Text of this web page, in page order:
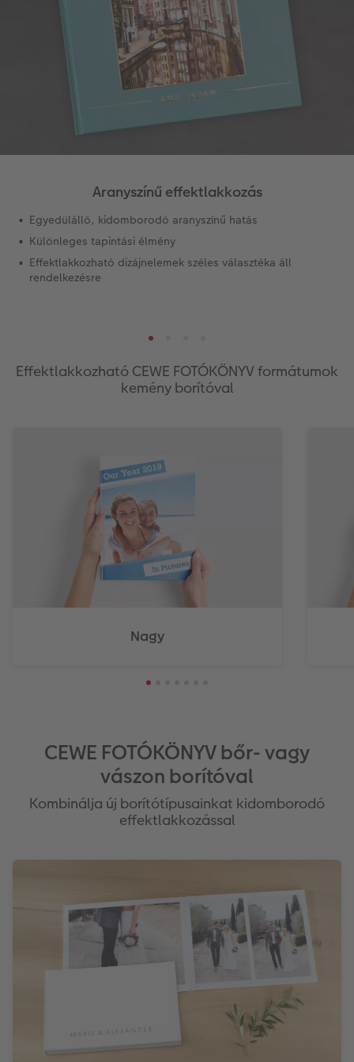
Matrica nyomtatás azonnal
Kiegészítők
CEWE myPhotos
Fotószalag
XXL Retró fotó
Kiegészítők
CEWE myPhotos
CEWE myPhotos
Aranyszínű effektlakkozás
Egyedülálló, kidomborodó aranyszínű hatás
Különleges tapintási élmény
Effektlakkozható dizájnelemek széles választéka áll
rendelkezésre
Effektlakkozható CEWE FOTÓKÖNYV formátumok
kemény borítóval
Nagy
CEWE FOTÓKÖNYV bőr- vagy
vászon borítóval
Kombinálja új borítótípusainkat kidomborodó
effektlakkozással